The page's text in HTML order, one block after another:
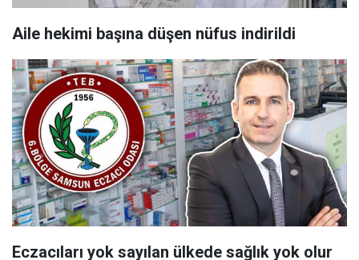
Aile hekimi başına düşen nüfus indirildi
Eczacıları yok sayılan ülkede sağlık yok olur